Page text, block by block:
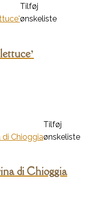
Tilføj
ønskeliste
Tilføj
ønskeliste
di Chioggia